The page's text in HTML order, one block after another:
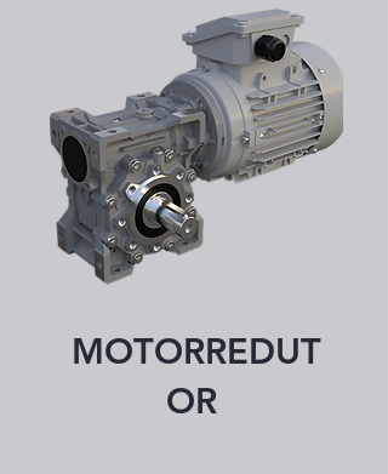
MOTORREDUT
OR